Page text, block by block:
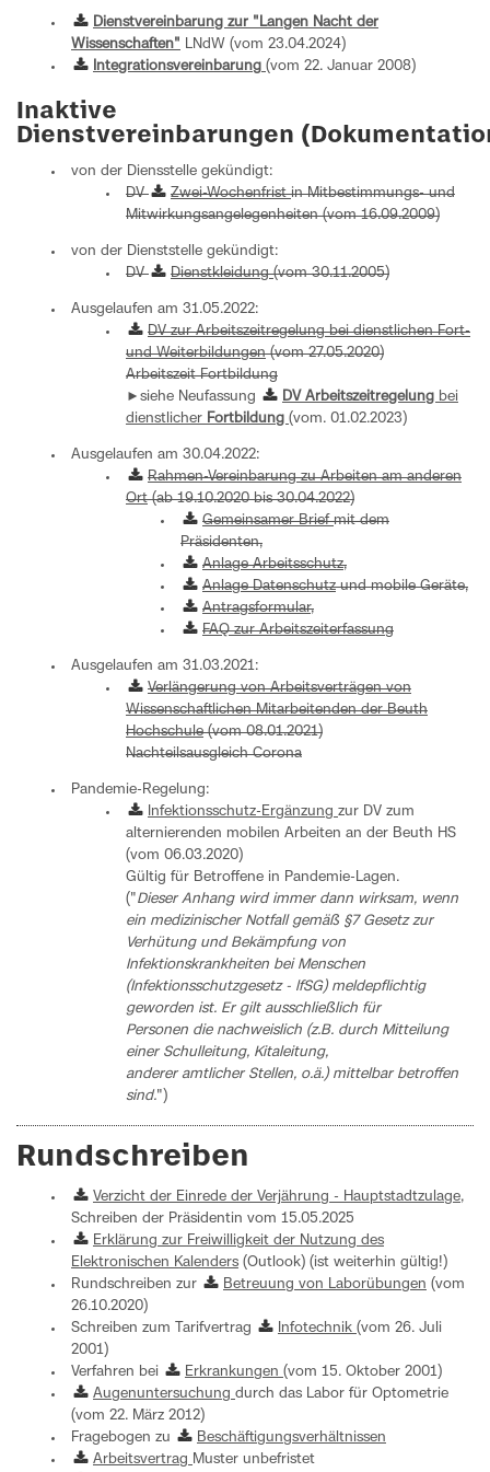
Dienstvereinbarung zur "Langen Nacht der
Wissenschaften" LNdW (vom 23.04.2024)
Integrationsvereinbarung (vom 22. Januar 2008)
Inaktive
Dienstvereinbarungen
von der Diensstelle gekündigt:
DV
Zwei-Wochenfristin Mitbestimmungs- und
Mitwirkungsangelegenheiten (vom 16.09.2009)
von der Dienststelle gekündigt:
DV
Dienstkleidung(vom 30.11.2005)
Ausgelaufen am 31.05.2022:
DV zur Arbeitszeitregelung bei dienstlichen Fort-
und Weiterbildungen(vom 27.05.2020)
Arbeitszeit Fortbildung
►siehe Neufassung
DV Arbeitszeitregelung bei
dienstlicher Fortbildung (vom. 01.02.2023)
Ausgelaufen am 30.04.2022:
Rahmen-Vereinbarung zu Arbeiten am anderen
Ort(ab 19.10.2020 bis 30.04.2022)
Gemeinsamer Briefmit dem
Präsidenten,
Anlage Arbeitsschutz,
Anlage Datenschutzund mobile Geräte,
Antragsformular,
FAQ zur Arbeitszeiterfassung
Ausgelaufen am 31.03.2021:
Verlängerung von Arbeitsverträgen von
Wissenschaftlichen Mitarbeitenden der Beuth
Hochschule(vom 08.01.2021)
Nachteilsausgleich Corona
Pandemie-Regelung:
Infektionsschutz-Ergänzung zur DV zum
alternierenden mobilen Arbeiten an der Beuth HS
(vom 06.03.2020)
Gültig für Betroffene in Pandemie-Lagen.
("Dieser Anhang wird immer dann wirksam, wenn
ein medizinischer Notfall gemäß §7 Gesetz zur
Verhütung und Bekämpfung von
Infektionskrankheiten bei Menschen
(Infektionsschutzgesetz - lfSG) meldepflichtig
geworden ist. Er gilt ausschließlich für
Personen die nachweislich (z.B. durch Mitteilung
einer Schulleitung, Kitaleitung,
anderer amtlicher Stellen, o.ä.) mittelbar betroffen
sind.")
Rundschreiben
Verzicht der Einrede der Verjährung - Hauptstadtzulage,
Schreiben der Präsidentin vom 15.05.2025
Erklärung zur Freiwilligkeit der Nutzung des
Elektronischen Kalenders (Outlook) (ist weiterhin gültig!)
Rundschreiben zur
Betreuung von Laborübungen (vom
26.10.2020)
Schreiben zum Tarifvertrag
Infotechnik (vom 26. Juli
2001)
Verfahren bei
Erkrankungen (vom 15. Oktober 2001)
Augenuntersuchung durch das Labor für Optometrie
(vom 22. März 2012)
Fragebogen zu
Beschäftigungsverhältnissen
Arbeitsvertrag Muster unbefristet